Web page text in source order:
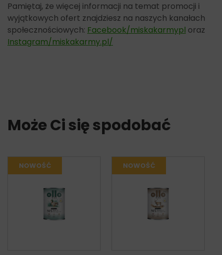
Pamiętaj, że więcej informacji na temat promocji i
wyjątkowych ofert znajdziesz na naszych kanałach
społecznościowych: Facebook/miskakarmypl oraz
Instagram/miskakarmy.pl/
Może Ci się spodobać